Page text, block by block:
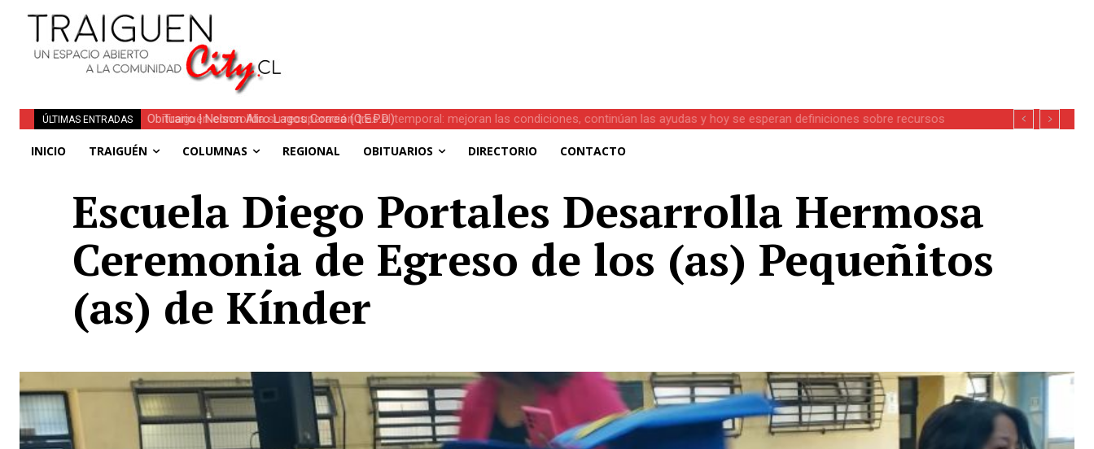
ÚLTIMAS ENTRADAS
Traiguén consolida su recuperación tras el temporal: mejoran las condiciones, continúan las ayudas y hoy se esperan definiciones sobre recursos
INICIO TRAIGUÉN COLUMNAS REGIONAL OBITUARIOS DIRECTORIO CONTACTO
Escuela Diego Portales Desarrolla Hermosa
Ceremonia de Egreso de los (as) Pequeñitos
(as) de Kínder